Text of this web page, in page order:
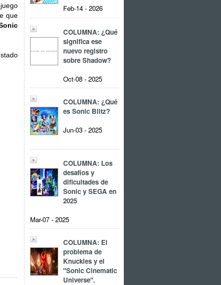
que
Feb-14 - 2026
COLUMNA: ¿Qué
significa ese
nuevo registro
sobre Shadow?
Oct-08 - 2025
COLUMNA: ¿Qué
es Sonic Blitz?
Jun-03 - 2025
COLUMNA: Los
desafíos y
dificultades de
Sonic y SEGA en
2025
Mar-07 - 2025
COLUMNA: El
problema de
Knuckles y el
"Sonic Cinematic
Universe".